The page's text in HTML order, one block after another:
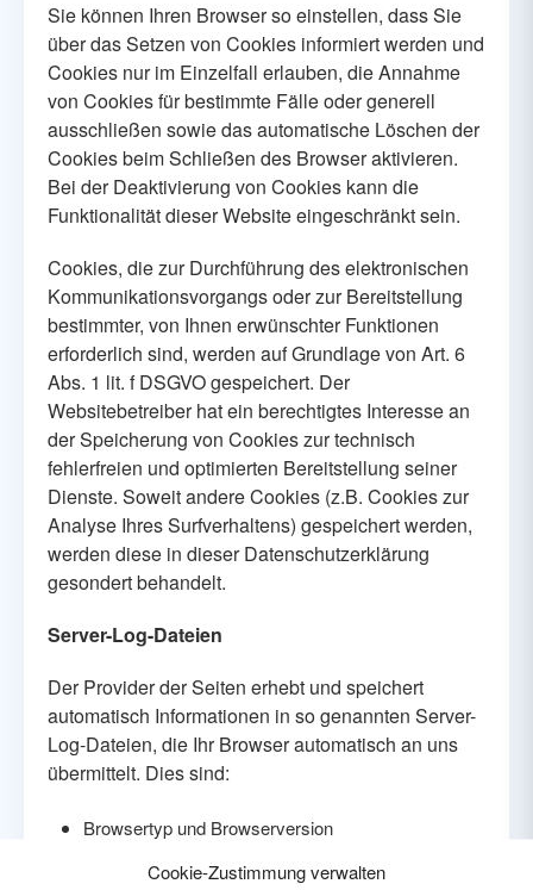
Cookie-Zustimmung verwalten
Sie können Ihren Browser so einstellen, dass Sie
über das Setzen von Cookies informiert werden und
Cookies nur im Einzelfall erlauben, die Annahme
von Cookies für bestimmte Fälle oder generell
ausschließen sowie das automatische Löschen der
Cookies beim Schließen des Browser aktivieren.
Bei der Deaktivierung von Cookies kann die
Funktionalität dieser Website eingeschränkt sein.
Cookies, die zur Durchführung des elektronischen
Kommunikationsvorgangs oder zur Bereitstellung
bestimmter, von Ihnen erwünschter Funktionen
erforderlich sind, werden auf Grundlage von Art. 6
Abs. 1 lit. f DSGVO gespeichert. Der
Websitebetreiber hat ein berechtigtes Interesse an
der Speicherung von Cookies zur technisch
fehlerfreien und optimierten Bereitstellung seiner
Dienste. Soweit andere Cookies (z.B. Cookies zur
Analyse Ihres Surfverhaltens) gespeichert werden,
werden diese in dieser Datenschutzerklärung
gesondert behandelt.
Server-Log-Dateien
Der Provider der Seiten erhebt und speichert
automatisch Informationen in so genannten Server-
Log-Dateien, die Ihr Browser automatisch an uns
übermittelt. Dies sind:
Browsertyp und Browserversion
verwendetes Betriebssystem